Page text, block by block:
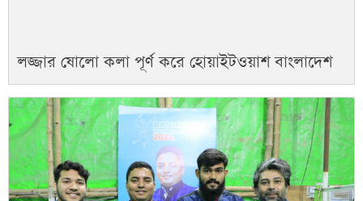
লজ্জার ষোলো কলা পূর্ণ করে হোয়াইটওয়াশ বাংলাদেশ